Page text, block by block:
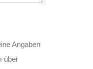
Angaben
über